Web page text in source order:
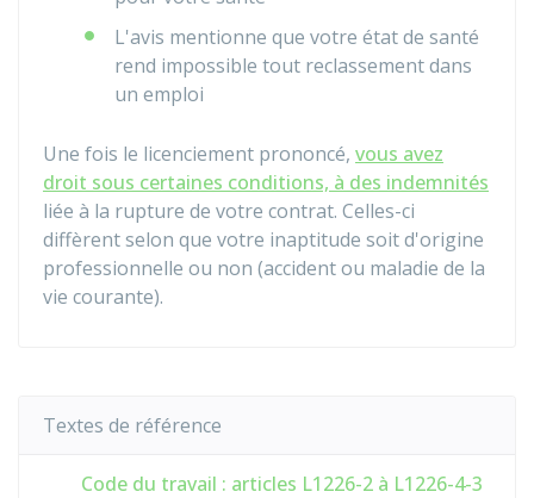
L'avis mentionne que votre état de santé
rend impossible tout reclassement dans
un emploi
Une fois le licenciement prononcé, vous avez
droit sous certaines conditions, à des indemnités
liée à la rupture de votre contrat. Celles-ci
diffèrent selon que votre inaptitude soit d'origine
professionnelle ou non (accident ou maladie de la
vie courante).
Textes de référence
Code du travail : articles L1226-2 à L1226-4-3